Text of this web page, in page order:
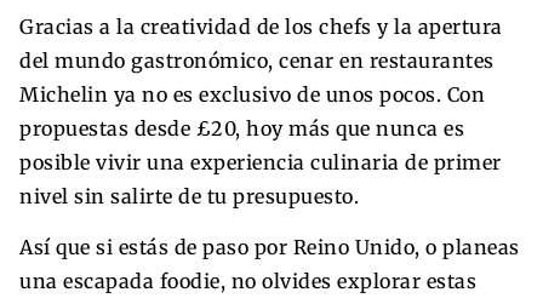
Gracias a la creatividad de los chefs y la apertura
del mundo gastronómico, cenar en restaurantes
Michelin ya no es exclusivo de unos pocos. Con
propuestas desde £20, hoy más que nunca es
posible vivir una experiencia culinaria de primer
nivel sin salirte de tu presupuesto.
Así que si estás de paso por Reino Unido, o planeas
una escapada foodie, no olvides explorar estas